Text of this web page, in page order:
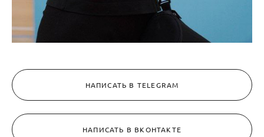
НАПИСАТЬ В TELEGRAM
НАПИСАТЬ В ВКОНТАКТЕ